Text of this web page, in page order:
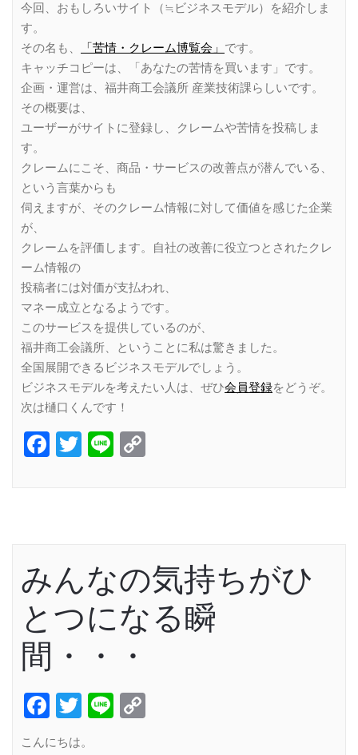
今回、おもしろいサイト（≒ビジネスモデル）を紹介しま
す。
その名も、
「苦情・クレーム博覧会」 です。
キャッチコピーは、「あなたの苦情を買います」です。
企画・運営は、福井商工会議所 産業技術課らしいです。
その概要は、
ユーザーがサイトに登録し、クレームや苦情を投稿しま
す。
クレームにこそ、商品・サービスの改善点が潜んでいる、
という言葉からも
伺えますが、そのクレーム情報に対して価値を感じた企業
が、
クレームを評価します。自社の改善に役立つとされたクレ
ーム情報の
投稿者には対価が支払われ、
マネー成立となるようです。
このサービスを提供しているのが、
福井商工会議所、ということに私は驚きました。
全国展開できるビジネスモデルでしょう。
ビジネスモデルを考えたい人は、ぜひ会員登録をどうぞ。
次は樋口くんです！
Facebook
Twitter
Line
みんなの気持ちがひ
とつになる瞬
間・・・
Facebook
Twitter
Line
こんにちは。